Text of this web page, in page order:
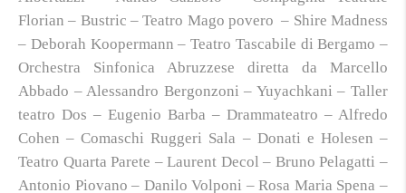
Florian – Bustric – Teatro Mago povero – Shire Madness
– Deborah Koopermann – Teatro Tascabile di Bergamo –
Orchestra Sinfonica Abruzzese diretta da Marcello
Abbado – Alessandro Bergonzoni – Yuyachkani – Taller
teatro Dos – Eugenio Barba – Drammateatro – Alfredo
Cohen – Comaschi Ruggeri Sala – Donati e Holesen –
Teatro Quarta Parete – Laurent Decol – Bruno Pelagatti –
Antonio Piovano – Danilo Volponi – Rosa Maria Spena –